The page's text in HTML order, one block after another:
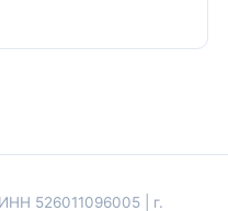
526011096005 | г.